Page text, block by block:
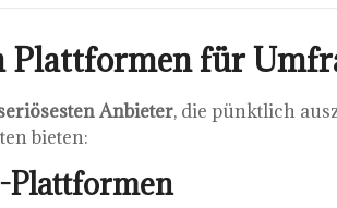
Plattformen für
Anbieter, die pünktlich
bieten:
Plattformen